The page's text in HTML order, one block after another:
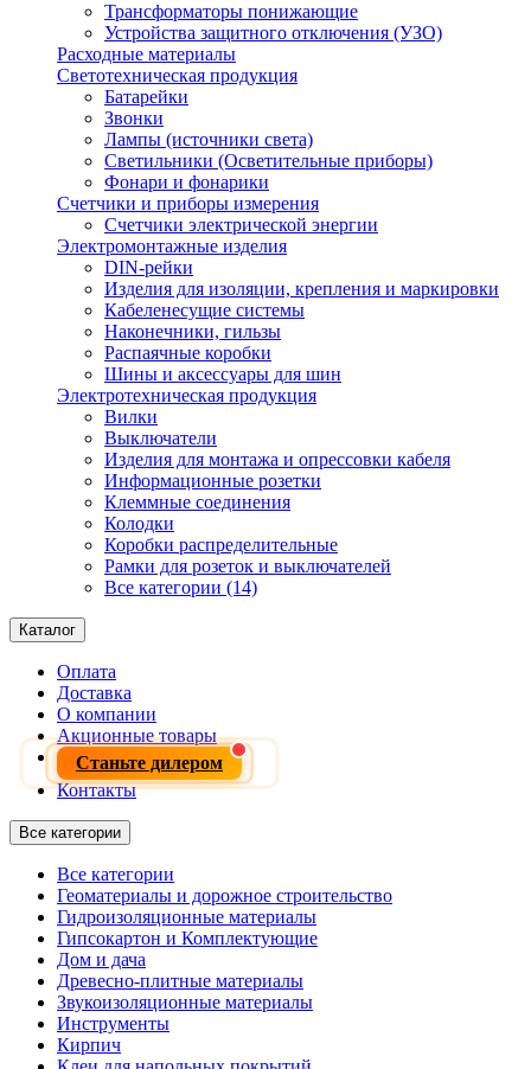
Трансформаторы понижающие
Устройства защитного отключения (УЗО)
Расходные материалы
Светотехническая продукция
Батарейки
Звонки
Лампы (источники света)
Светильники (Осветительные приборы)
Фонари и фонарики
Счетчики и приборы измерения
Счетчики электрической энергии
Электромонтажные изделия
DIN-рейки
Изделия для изоляции, крепления и маркировки
Кабеленесущие системы
Наконечники, гильзы
Распаячные коробки
Шины и аксессуары для шин
Электротехническая продукция
Вилки
Выключатели
Изделия для монтажа и опрессовки кабеля
Информационные розетки
Клеммные соединения
Колодки
Коробки распределительные
Рамки для розеток и выключателей
Все категории (14)
Каталог
Оплата
Доставка
О компании
Акционные товары
Станьте дилером
Контакты
Все категории
Все категории
Геоматериалы и дорожное строительство
Гидроизоляционные материалы
Гипсокартон и Комплектующие
Дом и дача
Древесно-плитные материалы
Звукоизоляционные материалы
Инструменты
Кирпич